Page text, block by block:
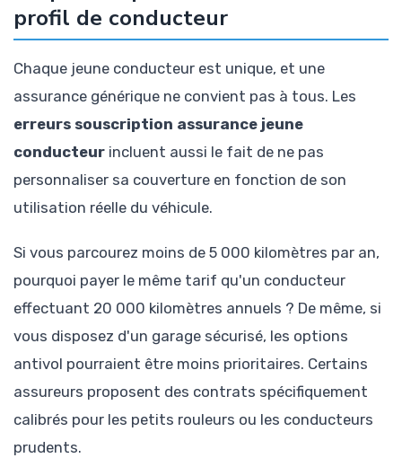
profil de conducteur
Chaque jeune conducteur est unique, et une
assurance générique ne convient pas à tous. Les
erreurs souscription assurance jeune
conducteur incluent aussi le fait de ne pas
personnaliser sa couverture en fonction de son
utilisation réelle du véhicule.
Si vous parcourez moins de 5 000 kilomètres par an,
pourquoi payer le même tarif qu'un conducteur
effectuant 20 000 kilomètres annuels ? De même, si
vous disposez d'un garage sécurisé, les options
antivol pourraient être moins prioritaires. Certains
assureurs proposent des contrats spécifiquement
calibrés pour les petits rouleurs ou les conducteurs
prudents.